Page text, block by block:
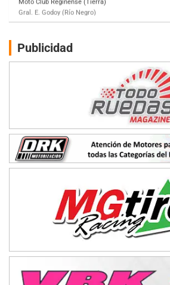
Juventud Unida (Tierra)
Humboldt (Santa Fe)
Ciudad de Avellaneda (Asfalto)
Avellaneda (Santa Fe)
José Samuel Sánchez (Tierra)
TUCUMANO - F5
Juan Navarro (Asfalto)
El Timbó (Tucumán)
IAME SERIES ARGENTINA 6
Ramiro Tot (Asfalto)
Baradero (Buenos Aires)
KDO - F6
Trenque Lauquen (Buenos Aires)
Publicidad